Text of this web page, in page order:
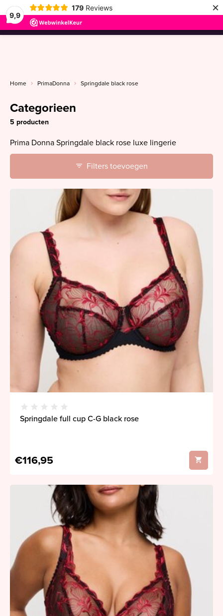
9,9
179 Reviews ×
menu
Home PrimaDonna Springdale black rose
Categorieen
5 producten
Prima Donna Springdale black rose luxe lingerie
Filters toevoegen
Springdale full cup C-G black rose
€116,95